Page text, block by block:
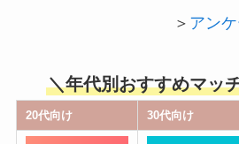
＞ アン
＼年代別おすすめマッ
20代向け 30代向け